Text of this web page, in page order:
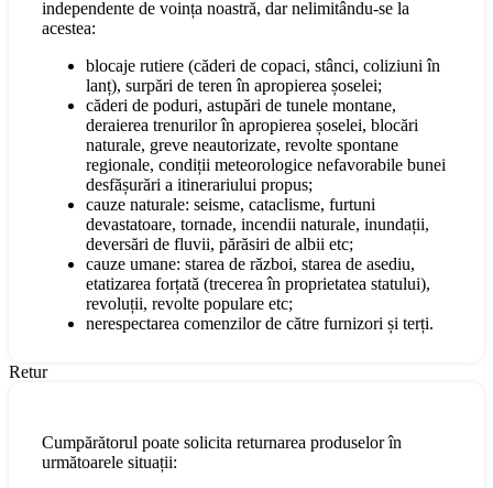
independente de voința noastră, dar nelimitându-se la
acestea:
blocaje rutiere (căderi de copaci, stânci, coliziuni în
lanț), surpări de teren în apropierea șoselei;
căderi de poduri, astupări de tunele montane,
deraierea trenurilor în apropierea șoselei, blocări
naturale, greve neautorizate, revolte spontane
regionale, condiții meteorologice nefavorabile bunei
desfășurări a itinerariului propus;
cauze naturale: seisme, cataclisme, furtuni
devastatoare, tornade, incendii naturale, inundații,
deversări de fluvii, părăsiri de albii etc;
cauze umane: starea de război, starea de asediu,
etatizarea forțată (trecerea în proprietatea statului),
revoluții, revolte populare etc;
nerespectarea comenzilor de către furnizori și terți.
Retur
Cumpărătorul poate solicita returnarea produselor în
următoarele situații: